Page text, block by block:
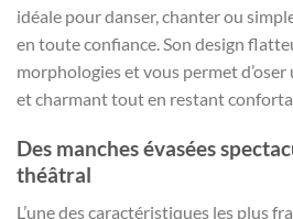
idéale pour danser, chanter ou
en toute confiance. Son design
morphologies et vous permet
et charmant tout en restant
Des manches évasées
théâtral
L’une des caractéristiques les plus